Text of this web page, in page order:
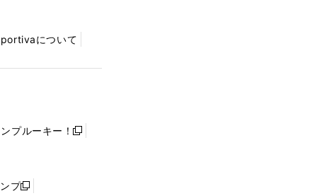
について
プルーキー！
新
プ
新